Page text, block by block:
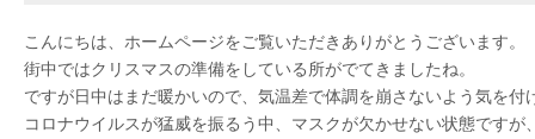
こんにちは、ホームページをご覧いただきありがとうございます。
街中ではクリスマスの準備をしている所がでてきましたね。
ですが日中はまだ暖かいので、気温差で体調を崩さないよう気を付
コロナウイルスが猛威を振るう中、マスクが欠かせない状態ですが